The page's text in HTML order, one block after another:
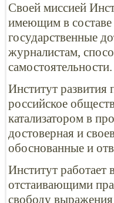
Своей миссией
имеющим в составе
государственные
журналистам,
самостоятельности.
Институт развития
российское
катализатором в
достоверная и
обоснованные и
Институт работает
отстаивающими
свободу